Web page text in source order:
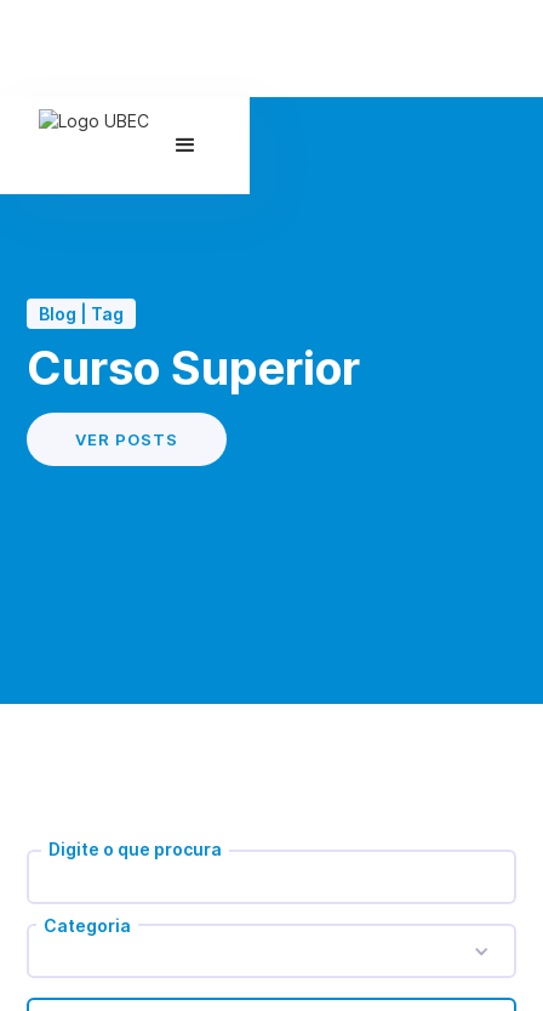
Blog | Tag
Curso Superior
VER POSTS
Digite o que procura
Categoria